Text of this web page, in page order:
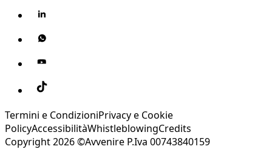
Termini e CondizioniPrivacy e Cookie
PolicyAccessibilitàWhistleblowingCredits
Copyright 2026 ©Avvenire P.Iva 00743840159